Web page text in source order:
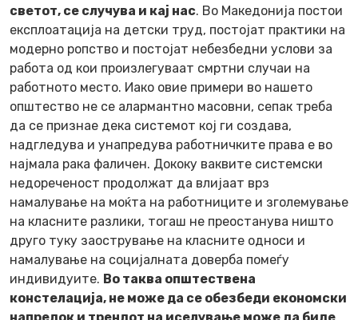
светот, се случува и кај нас. Во Македонија постои
експлоатација на детски труд, постојат практики на
модерно ропство и постојат небезбедни услови за
работа од кои произлегуваат смртни случаи на
работното место. Иако овие примери во нашето
општество не се алармантно масовни, сепак треба
да се признае дека системот кој ги создава,
надгледува и унапредува работничките права е во
најмала рака фаличен. Дококу ваквите системски
недореченост продолжат да влијаат врз
намалување на моќта на работниците и зголемување
на класните разлики, тогаш не преостанува ништо
друго туку заострување на класните односи и
намалување на социјалната доверба помеѓу
индивидуите. Во таква општествена
констелација, не може да се обезбеди економски